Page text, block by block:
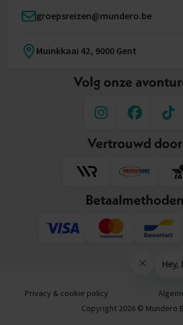
groepsreizen@mundero.be
Muinkkaai 42, 9000 Gent
Volg onze
Vertrouwd door
Betaalmethoden
Privacy & cookie policy
Copyright 2026 © Mundero